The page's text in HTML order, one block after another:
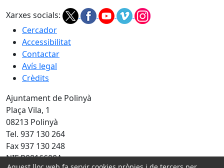
Xarxes socials:
Cercador
Accessibilitat
Contactar
Avís legal
Crèdits
Ajuntament de Polinyà
Plaça Vila, 1
08213 Polinyà
Tel. 937 130 264
Fax 937 130 248
NIF P0816600A